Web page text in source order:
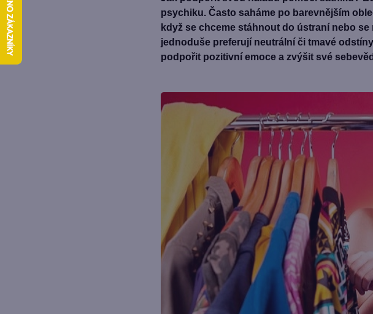
psychiku. Často saháme po barevnějším
když se chceme stáhnout do ústraní nebo
jednoduše preferují neutrální či tmavé
podpořit pozitivní emoce a zvýšit své